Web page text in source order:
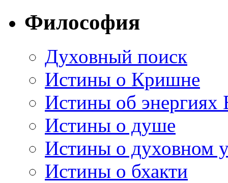
Философия
Духовный поиск
Истины о Кришне
Истины об энергиях
Истины о душе
Истины о духовном
Истины о бхакти